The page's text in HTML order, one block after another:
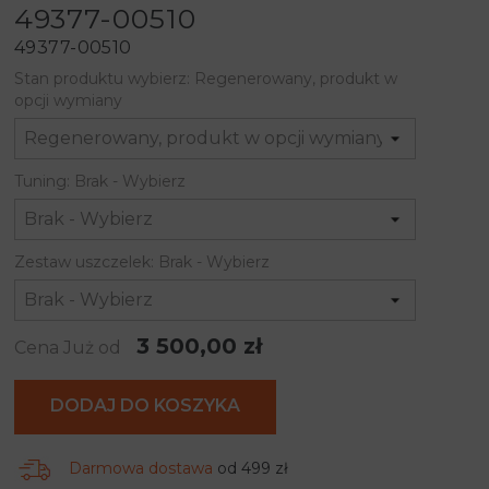
49377-00510
49377-00510
Stan produktu wybierz: Regenerowany, produkt w
opcji wymiany
Tuning: Brak - Wybierz
Zestaw uszczelek: Brak - Wybierz
Cena Już od 3 500,00 zł
DODAJ DO KOSZYKA
Darmowa dostawa od 499 zł